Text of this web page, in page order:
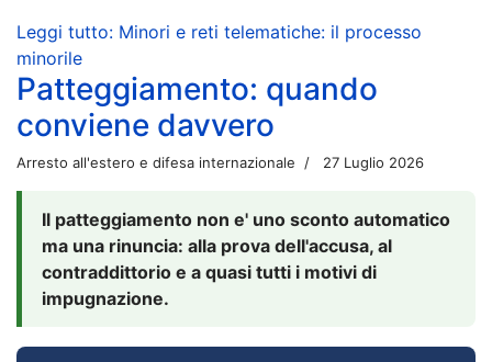
Leggi tutto: Minori e reti telematiche: il processo
minorile
Patteggiamento: quando
conviene davvero
Arresto all'estero e difesa internazionale 27 Luglio 2026
Il patteggiamento non e' uno sconto automatico
ma una rinuncia: alla prova dell'accusa, al
contraddittorio e a quasi tutti i motivi di
impugnazione.